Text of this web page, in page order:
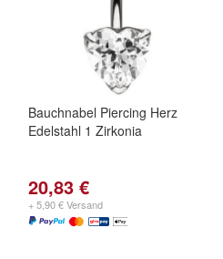
Bauchnabel Piercing Herz
Edelstahl 1 Zirkonia
20,83 €
+ 5,90 € Versand